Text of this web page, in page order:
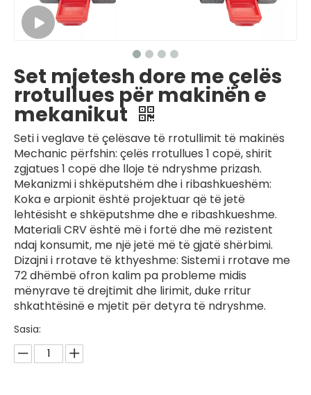
Set mjetesh dore me çelës
rrotullues për makinën e
mekanikut
Seti i veglave të çelësave të rrotullimit të makinës
Mechanic përfshin: çelës rrotullues 1 copë, shirit
zgjatues 1 copë dhe lloje të ndryshme prizash.
Mekanizmi i shkëputshëm dhe i ribashkueshëm:
Koka e arpionit është projektuar që të jetë
lehtësisht e shkëputshme dhe e ribashkueshme.
Materiali CRV është më i fortë dhe më rezistent
ndaj konsumit, me një jetë më të gjatë shërbimi.
Dizajni i rrotave të kthyeshme: Sistemi i rrotave me
72 dhëmbë ofron kalim pa probleme midis
mënyrave të drejtimit dhe lirimit, duke rritur
shkathtësinë e mjetit për detyra të ndryshme.
Sasia: